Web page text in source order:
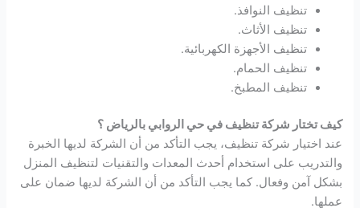
تنظيف النوافذ.
تنظيف الأثاث.
تنظيف الأجهزة الكهربائية.
تنظيف الحمام.
تنظيف المطبخ.
كيف تختار شركة تنظيف في حي الروابي بالرياض ؟
عند اختيار شركة تنظيف، يجب التأكد من أن الشركة لديها الخبرة
والتدريب على استخدام أحدث المعدات والتقنيات لتنظيف المنزل
بشكل آمن وفعال. كما يجب التأكد من أن الشركة لديها ضمان على
عملها.